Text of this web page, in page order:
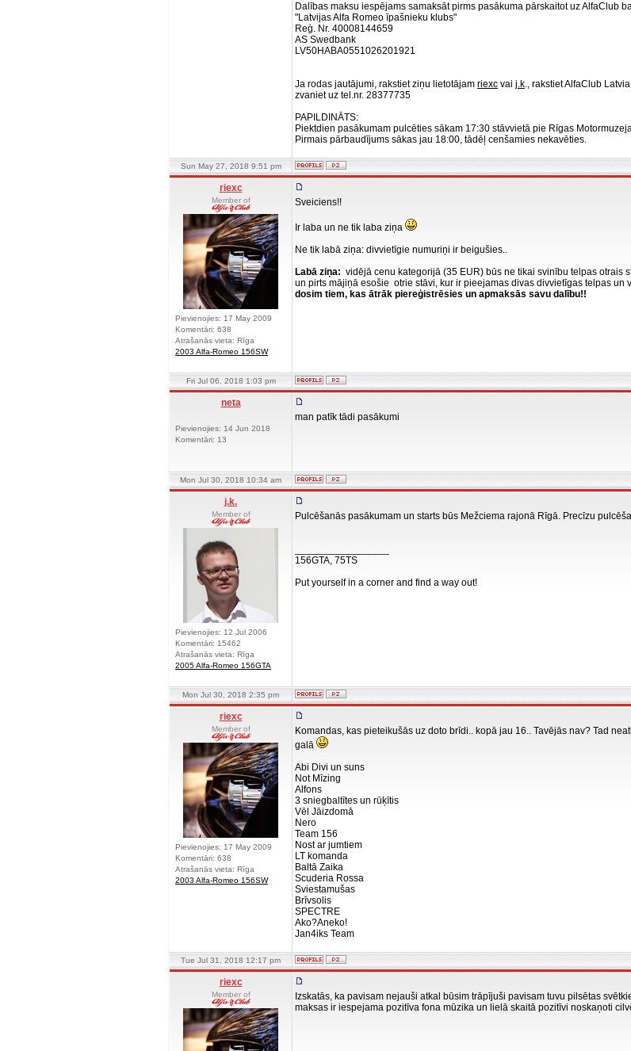
Dalības maksu iespējams samaksāt pirms pasākuma pārskaitot uz AlfaClub
"Latvijas Alfa Romeo īpašnieku klubs"
Reģ. Nr. 40008144659
AS Swedbank
LV50HABA0551026201921
Ja rodas jautājumi, rakstiet ziņu lietotājam riexc vai j.k., rakstiet AlfaClub
zvaniet uz tel.nr. 28377735
PAPILDINĀTS:
Piektdien pasākumam pulcēties sākam 17:30 stāvvietā pie Rīgas
Pirmais pārbaudījums sākas jau 18:00, tādēļ cenšamies nekavēties.
Sun May 27, 2018 9:51 pm
riexc
Member of
Pievienojies: 17 May 2009
Komentāri: 638
Atrašanās vieta: Rīga
2003 Alfa-Romeo 156SW
Sveiciens!!
Ir laba un ne tik laba ziņa
Ne tik labā ziņa: divvietīgie numuriņi ir beigušies..
Labā ziņa: vidējā cenu kategorijā (35 EUR) būs ne tikai svinību telpas otrais
un pirts mājiņā esošie otrie stāvi, kur ir pieejamas divas divvietīgas telpas un
dosim tiem, kas ātrāk piereģistrēsies un apmaksās savu dalību!!
Fri Jul 06, 2018 1:03 pm
neta
Pievienojies: 14 Jun 2018
Komentāri: 13
man patīk tādi pasākumi
Mon Jul 30, 2018 10:34 am
j.k.
Member of
Pievienojies: 12 Jul 2006
Komentāri: 15462
Atrašanās vieta: Rīga
2005 Alfa-Romeo 156GTA
Pulcēšanās pasākumam un starts būs Mežciema rajonā Rīgā. Precīzu
156GTA, 75TS
Put yourself in a corner and find a way out!
Mon Jul 30, 2018 2:35 pm
riexc
Member of
Pievienojies: 17 May 2009
Komentāri: 638
Atrašanās vieta: Rīga
2003 Alfa-Romeo 156SW
Komandas, kas pieteikušās uz doto brīdi.. kopā jau 16.. Tavējās nav? Tad
galā
Abi Divi un suns
Not Mīzing
Alfons
3 sniegbaltītes un rūķītis
Vēl Jāizdomā
Nero
Team 156
Nost ar jumtiem
LT komanda
Baltā Zaika
Scuderia Rossa
Sviestamušas
Brīvsolis
SPECTRE
Ako?Aneko!
Jan4iks Team
Tue Jul 31, 2018 12:17 pm
riexc
Member of
Izskatās, ka pavisam nejauši atkal būsim trāpījuši pavisam tuvu pilsētas
maksas ir iespejama pozitīva fona mūzika un lielā skaitā pozitīvi noskaņoti